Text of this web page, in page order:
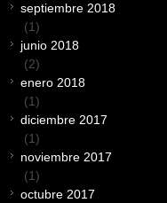
septiembre 2018
(1)
junio 2018
(2)
enero 2018
(1)
diciembre 2017
(1)
noviembre 2017
(1)
octubre 2017